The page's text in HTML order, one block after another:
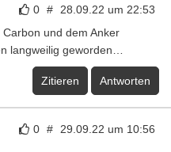
0 # 28.09.22 um 22:53
und dem Anker
langweilig geworden…
Zitieren Antworten
0 # 29.09.22 um 10:56